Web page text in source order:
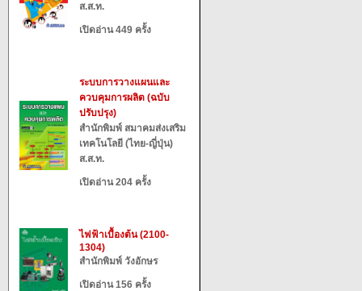
ส.ส.ท.
เปิดอ่าน 449 ครั้ง
ระบบการวางแผนและ
ควบคุมการผลิต (ฉบับ
ปรับปรุง)
สำนักพิมพ์ สมาคมส่งเสริม
เทคโนโลยี (ไทย-ญี่ปุ่น)
ส.ส.ท.
เปิดอ่าน 204 ครั้ง
ไฟฟ้าเบื้องต้น (2100-
1304)
สำนักพิมพ์ วังอักษร
เปิดอ่าน 156 ครั้ง